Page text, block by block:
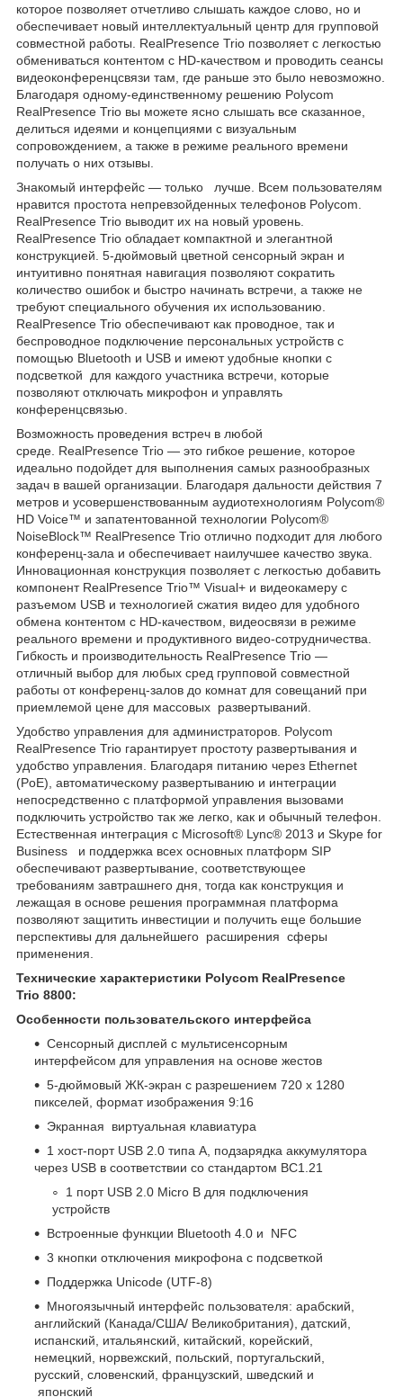
которое позволяет отчетливо слышать каждое слово, но и
обеспечивает новый интеллектуальный центр для групповой
совместной работы. RealPresence Trio позволяет с легкостью
обмениваться контентом с HD-качеством и проводить сеансы
видеоконференцсвязи там, где раньше это было невозможно.
Благодаря одному-единственному решению Polycom
RealPresence Trio вы можете ясно слышать все сказанное,
делиться идеями и концепциями с визуальным
сопровождением, а также в режиме реального времени
получать о них отзывы.
Знакомый интерфейс — только лучше. Всем пользователям
нравится простота непревзойденных телефонов Polycom.
RealPresence Trio выводит их на новый уровень.
RealPresence Trio обладает компактной и элегантной
конструкцией. 5-дюймовый цветной сенсорный экран и
интуитивно понятная навигация позволяют сократить
количество ошибок и быстро начинать встречи, а также не
требуют специального обучения их использованию.
RealPresence Trio обеспечивают как проводное, так и
беспроводное подключение персональных устройств с
помощью Bluetooth и USB и имеют удобные кнопки с
подсветкой для каждого участника встречи, которые
позволяют отключать микрофон и управлять
конференцсвязью.
Возможность проведения встреч в любой
среде. RealPresence Trio — это гибкое решение, которое
идеально подойдет для выполнения самых разнообразных
задач в вашей организации. Благодаря дальности действия 7
метров и усовершенствованным аудиотехнологиям Polycom®
HD Voice™ и запатентованной технологии Polycom®
NoiseBlock™ RealPresence Trio отлично подходит для любого
конференц-зала и обеспечивает наилучшее качество звука.
Инновационная конструкция позволяет с легкостью добавить
компонент RealPresence Trio™ Visual+ и видеокамеру с
разъемом USB и технологией сжатия видео для удобного
обмена контентом с HD-качеством, видеосвязи в режиме
реального времени и продуктивного видео-сотрудничества.
Гибкость и производительность RealPresence Trio —
отличный выбор для любых сред групповой совместной
работы от конференц-залов до комнат для совещаний при
приемлемой цене для массовых развертываний.
Удобство управления для администраторов. Polycom
RealPresence Trio гарантирует простоту развертывания и
удобство управления. Благодаря питанию через Ethernet
(PoE), автоматическому развертыванию и интеграции
непосредственно с платформой управления вызовами
подключить устройство так же легко, как и обычный телефон.
Естественная интеграция с Microsoft® Lync® 2013 и Skype for
Business и поддержка всех основных платформ SIP
обеспечивают развертывание, соответствующее
требованиям завтрашнего дня, тогда как конструкция и
лежащая в основе решения программная платформа
позволяют защитить инвестиции и получить еще большие
перспективы для дальнейшего расширения сферы
применения.
Технические характеристики Polycom RealPresence
Trio 8800:
Особенности пользовательского интерфейса
Сенсорный дисплей с мультисенсорным
интерфейсом для управления на основе жестов
5-дюймовый ЖК-экран с разрешением 720 x 1280
пикселей, формат изображения 9:16
Экранная виртуальная клавиатура
1 хост-порт USB 2.0 типа A, подзарядка аккумулятора
через USB в соответствии со стандартом BC1.21
1 порт USB 2.0 Micro B для подключения
устройств
Встроенные функции Bluetooth 4.0 и NFC
3 кнопки отключения микрофона с подсветкой
Поддержка Unicode (UTF-8)
Многоязычный интерфейс пользователя: арабский,
английский (Канада/США/ Великобритания), датский,
испанский, итальянский, китайский, корейский,
немецкий, норвежский, польский, португальский,
русский, словенский, французский, шведский и
японский